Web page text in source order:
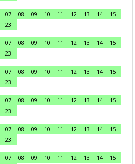
07 08 09 10 11 12 13 14
15
23
07 08 09 10 11 12 13 14
15
23
07 08 09 10 11 12 13 14
15
23
07 08 09 10 11 12 13 14
15
23
07 08 09 10 11 12 13 14
15
23
07 08 09 10 11 12 13 14
15